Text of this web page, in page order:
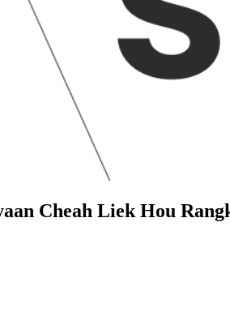
Cheah Liek Hou